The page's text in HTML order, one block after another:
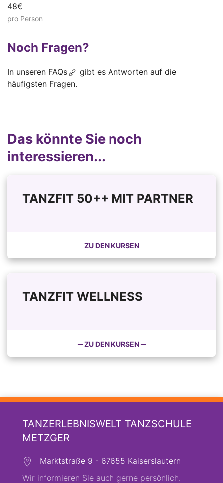
48€
pro Person
Noch Fragen?
In unseren FAQs
gibt es Antworten auf die
häufigsten Fragen.
Das könnte Sie noch
interessieren...
TANZFIT 50++ MIT PARTNER
─ ZU DEN KURSEN ─
TANZFIT WELLNESS
─ ZU DEN KURSEN ─
TANZERLEBNISWELT TANZSCHULE
METZGER
Marktstraße 9 - 67655 Kaiserslautern
Wir informieren Sie auch gerne persönlich.